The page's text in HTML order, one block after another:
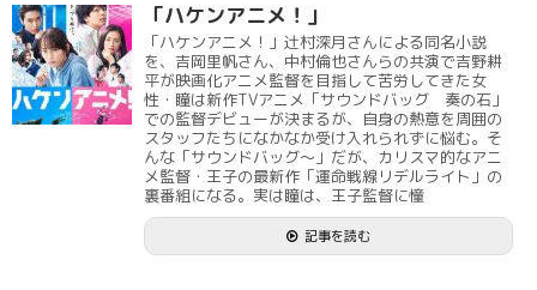
「ハケンアニメ！」
「ハケンアニメ！」辻村深月さんによる同名小説
を、吉岡里帆さん、中村倫也さんらの共演で吉野耕
平が映画化アニメ監督を目指して苦労してきた女
性・瞳は新作TVアニメ「サウンドバッグ 奏の石」
での監督デビューが決まるが、自身の熱意を周囲の
スタッフたちになかなか受け入れられずに悩む。そ
んな「サウンドバッグ～」だが、カリスマ的なアニ
メ監督・王子の最新作「運命戦線リデルライト」の
裏番組になる。実は瞳は、王子監督に憧
記事を読む